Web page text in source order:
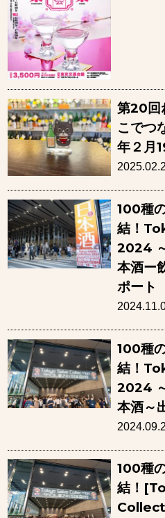
第20
こでつ
年２月
100種
結！
2024
本酒ー
ポート
100種
結！
2024
本酒～
100種
結！